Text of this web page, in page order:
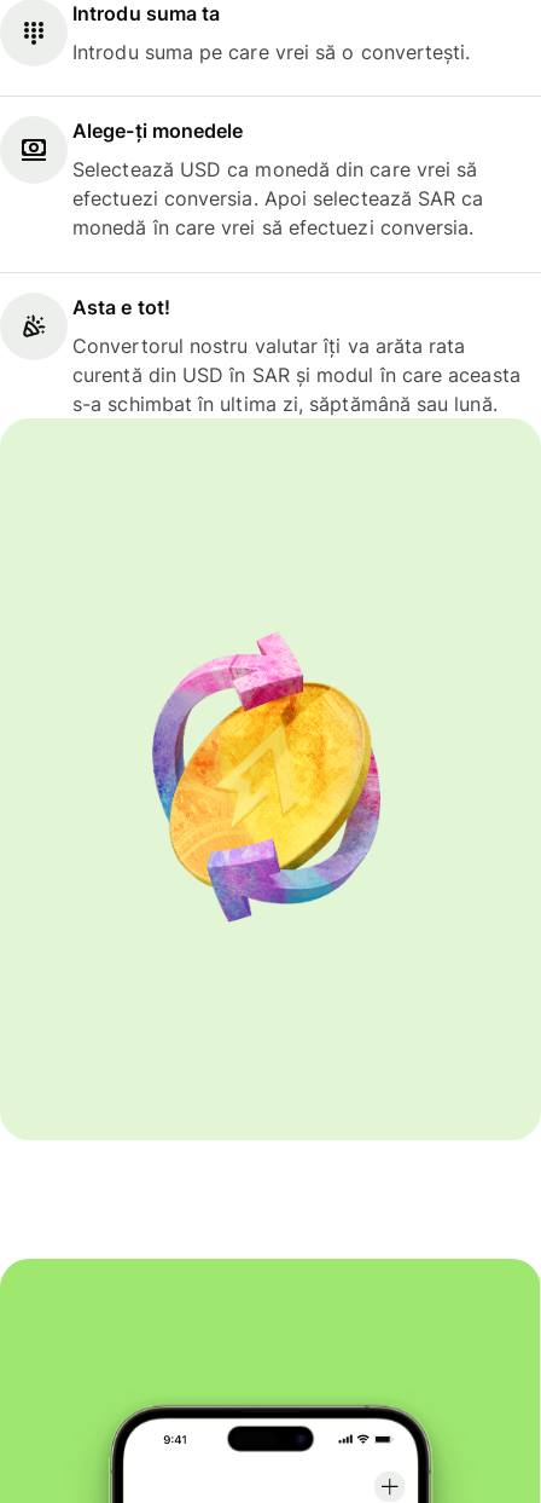
Introdu suma ta
Introdu suma pe care vrei să o convertești.
Alege-ți monedele
Selectează USD ca monedă din care vrei să
efectuezi conversia. Apoi selectează SAR ca
monedă în care vrei să efectuezi conversia.
Asta e tot!
Convertorul nostru valutar îți va arăta rata
curentă din USD în SAR și modul în care aceasta
s-a schimbat în ultima zi, săptămână sau lună.